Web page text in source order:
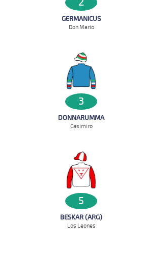
GERMANICUS
Don Mario
3
DONNARUMMA
Casimiro
5
BESKAR (ARG)
Los Leones